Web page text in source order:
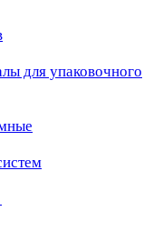
для упаковочного